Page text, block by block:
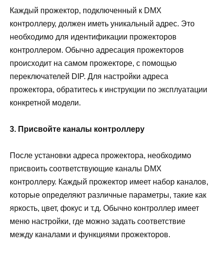
Каждый прожектор, подключенный к DMX
контроллеру, должен иметь уникальный адрес. Это
необходимо для идентификации прожекторов
контроллером. Обычно адресация прожекторов
происходит на самом прожекторе, с помощью
переключателей DIP. Для настройки адреса
прожектора, обратитесь к инструкции по эксплуатации
конкретной модели.
3. Присвойте каналы контроллеру
После установки адреса прожектора, необходимо
присвоить соответствующие каналы DMX
контроллеру. Каждый прожектор имеет набор каналов,
которые определяют различные параметры, такие как
яркость, цвет, фокус и т.д. Обычно контроллер имеет
меню настройки, где можно задать соответствие
между каналами и функциями прожекторов.